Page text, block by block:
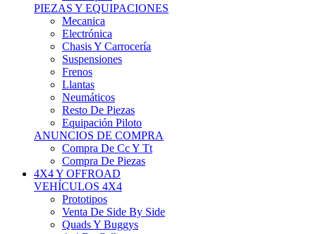
PIEZAS Y EQUIPACIONES
Mecanica
Electrónica
Chasis Y Carrocería
Suspensiones
Frenos
Llantas
Neumáticos
Resto De Piezas
Equipación Piloto
ANUNCIOS DE COMPRA
Compra De Cc Y Tt
Compra De Piezas
4X4 Y OFFROAD
VEHÍCULOS 4X4
Prototipos
Venta De Side By Side
Quads Y Buggys